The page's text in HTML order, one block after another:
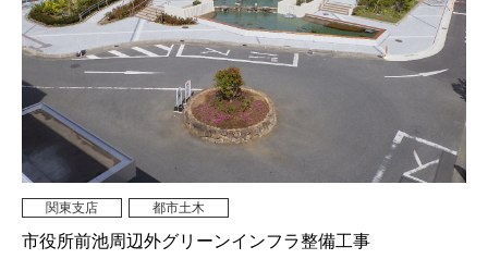
関東支店 都市土木
市役所前池周辺外グリーンインフラ整備工事